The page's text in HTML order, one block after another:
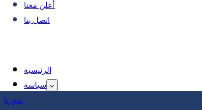
أعلن معنا
اتصل بنا
الرئيسية
سياسة
سوريا